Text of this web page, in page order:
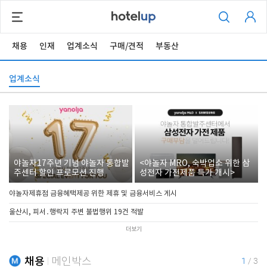
채용 인재 업계소식 구매/견적 부동산
업계소식
야놀자17주년 기념 야놀자 통합발
주센터 할인 프로모션 진행
<야놀자 MRO, 숙박업소 위한 삼
성전자 가전제품 특가 개시>
야놀자제휴점 금융혜택제공 위한 제휴 및 금융서비스 게시
울산시, 피서․행락지 주변 불법행위 19건 적발
더보기
채용 메인박스 1 / 3